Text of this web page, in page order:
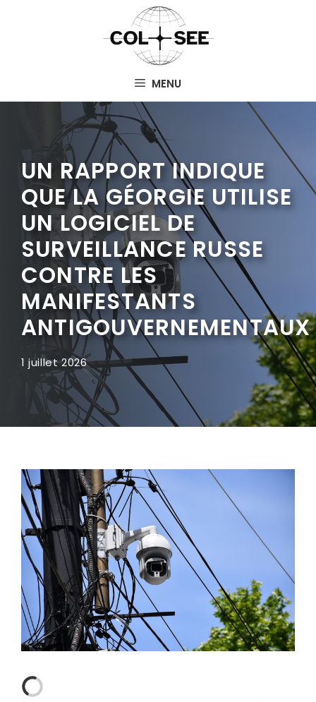
MENU
UN RAPPORT INDIQUE
QUE LA GÉORGIE UTILISE
UN LOGICIEL DE
SURVEILLANCE RUSSE
CONTRE LES
MANIFESTANTS
ANTIGOUVERNEMENTAUX
1 juillet 2026